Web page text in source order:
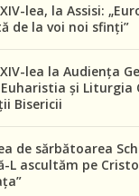
lea, la Assisi:
de la voi noi sfinți”
lea la Audiența
și Liturgia
Bisericii
de sărbătoarea
L ascultăm pe